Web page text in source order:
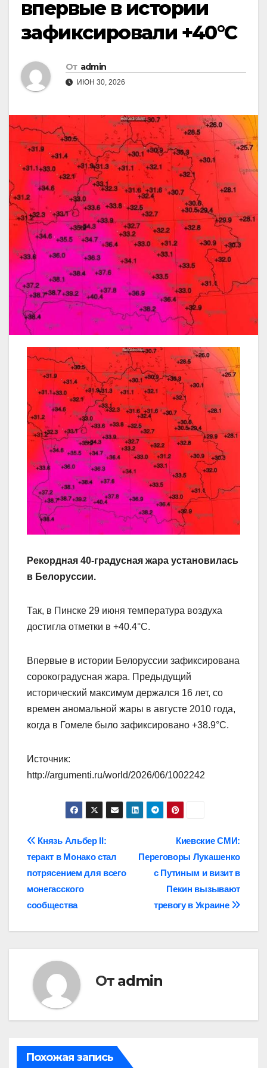
впервые в истории
зафиксировали +40°C
От admin
ИЮН 30, 2026
Рекордная 40-градусная жара установилась
в Белоруссии.
Так, в Пинске 29 июня температура воздуха
достигла отметки в +40.4°C.
Впервые в истории Белоруссии зафиксирована
сорокоградусная жара. Предыдущий
исторический максимум держался 16 лет, со
времен аномальной жары в августе 2010 года,
когда в Гомеле было зафиксировано +38.9°C.
Источник:
http://argumenti.ru/world/2026/06/1002242
Навигация
по
записям
Киевские СМИ:
Переговоры Лукашенко
с Путиным и визит в
Пекин вызывают
тревогу в Украине
Князь Альбер II:
теракт в Монако стал
потрясением для всего
монегасского
сообщества
От admin
Похожая запись